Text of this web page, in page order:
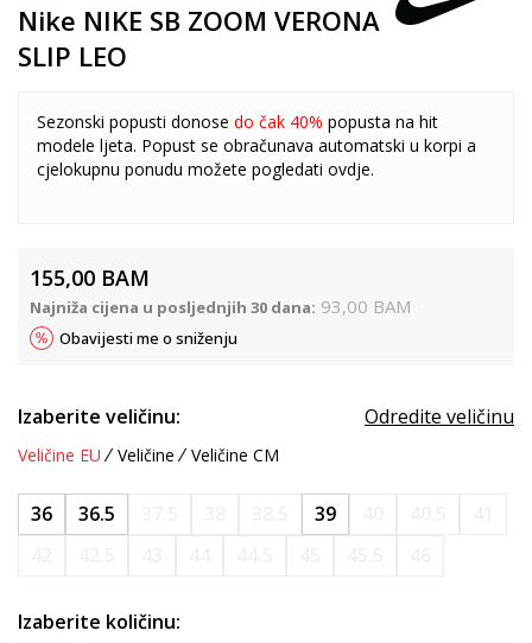
Nike NIKE SB ZOOM VERONA
SLIP LEO
Sezonski popusti donose do čak 40% popusta na hit
modele ljeta. Popust se obračunava automatski u korpi a
cjelokupnu ponudu možete pogledati ovdje.
155,00 BAM
Najniža cijena u posljednjih 30 dana: 93,00 BAM
Obavijesti me o sniženju
Izaberite veličinu: Odredite veličinu
Veličine EU Veličine Veličine CM
36 36.5 39
Izaberite količinu: